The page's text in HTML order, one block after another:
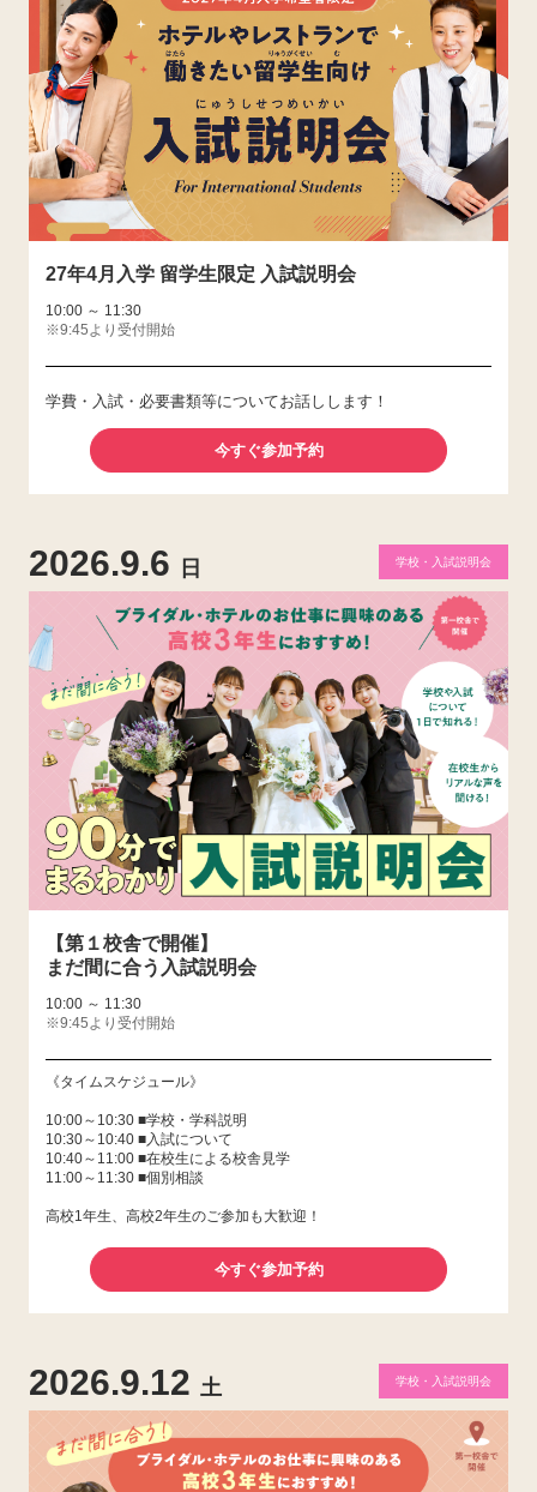
27年4月入学 留学生限定 入試説明会
10:00 ～ 11:30
※9:45より受付開始
学費・入試・ 必要書類等についてお話しします！
今すぐ参加予約
2026.9.6 日 学校・入試説明会
【第１校舎で開催】
まだ間に合う入試説明会
10:00 ～ 11:30
※9:45より受付開始
《タイムスケジュール》
10:00～10:30 ■学校・学科説明
10:30～10:40 ■入試について
10:40～11:00 ■在校生による校舎見学
11:00～11:30 ■個別相談
高校1年生、高校2年生のご参加も大歓迎！
今すぐ参加予約
2026.9.12 土 学校・入試説明会